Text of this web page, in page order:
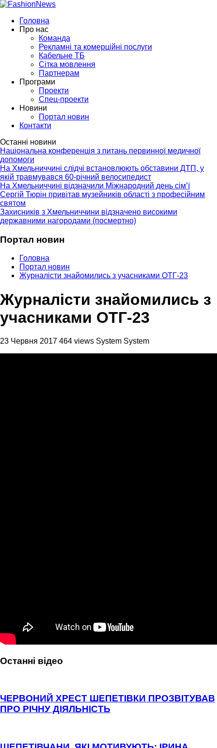
Головна
Про нас
Команда
Рекламні та комерційні послуги
Кабельне ТБ
Сітка мовлення
Партнерам
Програми
Проекти
Спец-проекти
Новини
Портал новин
Контакти
Останні новини
Національна конференція з питань первинної медичної
допомоги
На Хмельниччині слідчі встановлюють обставини ДТП, у
якій травмувався 60-річний велосипедист
На Хмельниччині відзначили Міжнародний день сім’ї
Сергій Тюрін привітав музейників області з професійним
святом
Захисників з Хмельниччини відзначено високими
державними нагородами (посмертно)
Портал новин
Головна
Портал новин
Журналісти знайомились з учасниками ОТГ-23
Журналісти знайомились з
учасниками ОТГ-23
23 Червня 2017 464 views System System
Останні відео
ЧЕРВОНИЙ ХРЕСТ ШЕПЕТІВКИ ПРОЗВІТУВАВ
ПРО РІЧНУ ДІЯЛЬНІСТЬ